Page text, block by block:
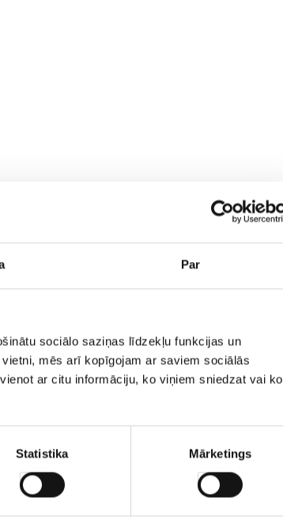
Par
sociālo saziņas līdzekļu funkcijas un
mēs arī kopīgojam ar saviem sociālās
ar citu informāciju, ko viņiem sniedzat vai ko
Statistika Mārketings